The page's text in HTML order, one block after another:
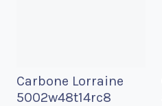
Carbone Lorraine
5002w48t14rc8